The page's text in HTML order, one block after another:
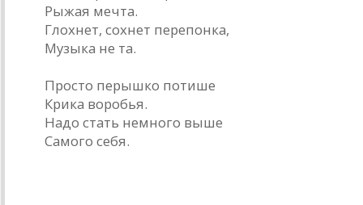
Рыжая мечта.
Глохнет, сохнет перепонка,
Музыка не та.
Просто перышко потише
Крика воробья.
Надо стать немного выше
Самого себя.